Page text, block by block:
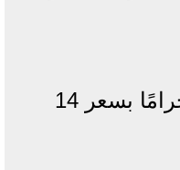
13- مربى أنواع 350 جرامًا بسعر 14